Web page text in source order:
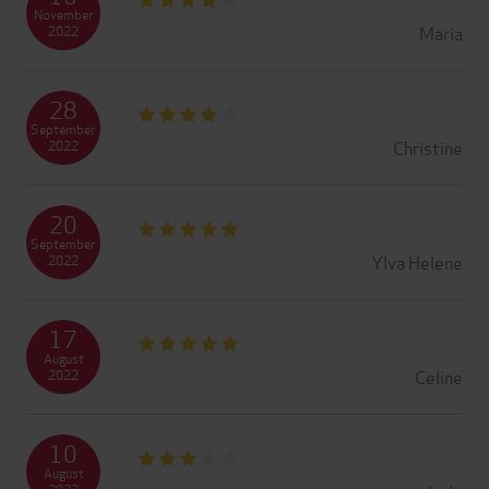
Maria
November
2022
Christine
28
September
2022
Ylva Helene
20
September
2022
Celine
17
August
2022
10
August